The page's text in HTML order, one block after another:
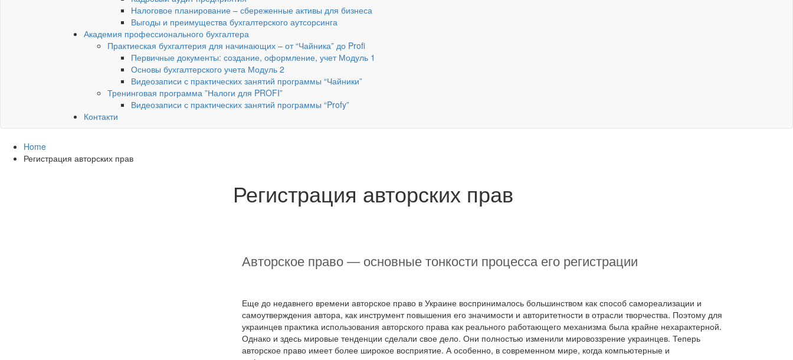
Налоговое планирование – сбереженные активы для бизнеса
Выгоды и преимущества бухгалтерского аутсорсинга
Академия профессионального бухгалтера
Практиеская бухгалтерия для начинающих – от “Чайника” до Profi
Первичные документы: создание, оформление, учет Модуль 1
Основы бухгалтерского учета Модуль 2
Видеозаписи с практических занятий программы “Чайники”
Тренинговая программа ”Налоги для PROFI”
Видеозаписи с практических занятий программы “Profy”
Контакти
Home
Регистрация авторских прав
Регистрация авторских прав
Авторское право — основные тонкости процесса его регистрации
Еще до недавнего времени авторское право в Украине воспринималось большинством как способ самореализации и
самоутверждения автора, как инструмент повышения его значимости и авторитетности в отрасли творчества. Поэтому для
украинцев практика использования авторского права как реального работающего механизма была крайне нехарактерной.
Однако и здесь мировые тенденции сделали свое дело. Они полностью изменили мировоззрение украинцев. Теперь
авторское право имеет более широкое восприятие. А особенно, в современном мире, когда компьютерные и